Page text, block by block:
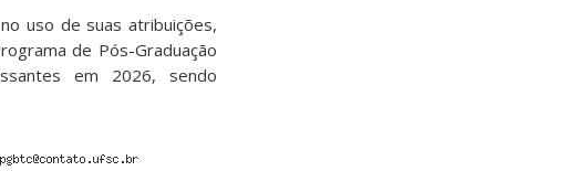
uso de suas atribuições,
de Pós-Graduação
em 2026, sendo